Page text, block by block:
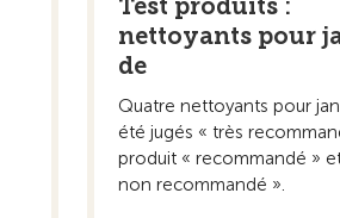
nettoyants pour
de
Quatre nettoyants pour
été jugés « très
produit « recommandé »
non recommandé ».